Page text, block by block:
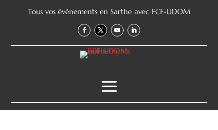
Tous vos évènements en Sarthe avec FCF-UDOM